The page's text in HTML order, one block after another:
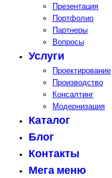
Презентация
Портфолио
Партнеры
Вопросы
Услуги
Проектирование
Производство
Консалтинг
Модернизация
Каталог
Блог
Контакты
Мега меню